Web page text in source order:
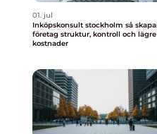
01. jul
Inköpskonsult stockholm så skapar
företag struktur, kontroll och lägre
kostnader